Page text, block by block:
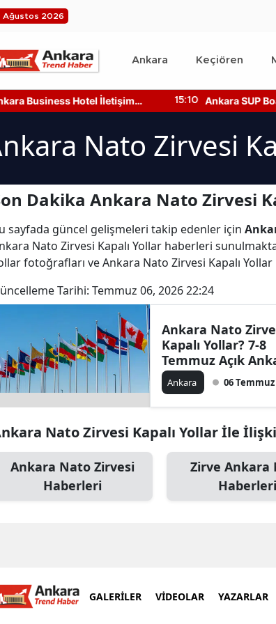
Ağustos 2026
Ankara Keçiören
Business Hotel İletişim
Nedir? Nasıl Ulaşılır?
15:10
Ankara SUP
Nerede? Kano
Nato Zirvesi
Dakika Ankara Nato Zirvesi
sayfada güncel gelişmeleri takip edenler için
Nato Zirvesi Kapalı Yollar haberleri
fotoğrafları ve Ankara Nato Zirvesi Kapalı
Tarihi: Temmuz 06, 2026 22:24
Ankara Nato
Kapalı Yollar? 7-8
Temmuz Açık
Yol Haritası
Ankara 06 Temmuz
Nato Zirvesi Kapalı Yollar İle
Ankara Nato Zirvesi
Haberleri
Zirve Ankara
Haberleri
GALERİLER VİDEOLAR YAZARLAR